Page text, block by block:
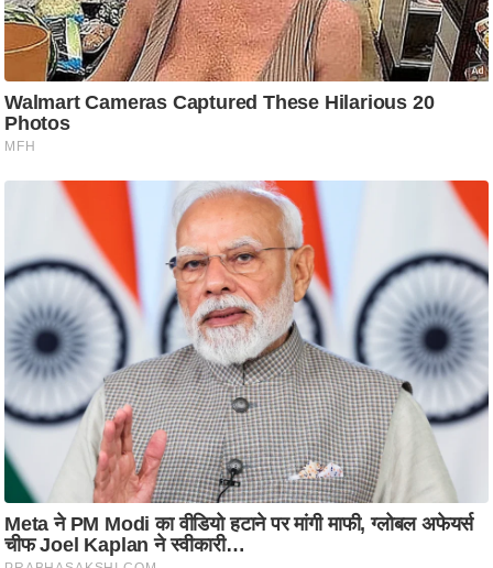
न
शि
रा
ज
श्ले
ष
ण
स
म
सा
म
क
मा
तृ